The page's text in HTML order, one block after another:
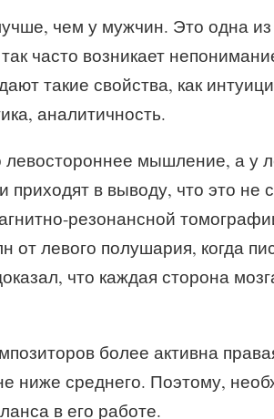
чем у мужчин. Это одна из
часто возникает
такие свойства, как
аналитичность.
левостороннее мышление, а у
в выводу, что это не
резонансной
от левого полушария, когда
что каждая сторона
более активна
ниже среднего. Поэтому,
в его работе.